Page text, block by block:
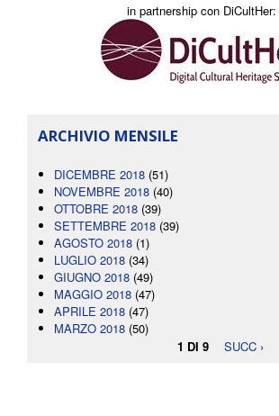
in partnership con DiCultHer:
ARCHIVIO MENSILE
DICEMBRE 2018 (51)
NOVEMBRE 2018 (40)
OTTOBRE 2018 (39)
SETTEMBRE 2018 (39)
AGOSTO 2018 (1)
LUGLIO 2018 (34)
GIUGNO 2018 (49)
MAGGIO 2018 (47)
APRILE 2018 (47)
MARZO 2018 (50)
1 DI 9
SUCC ›